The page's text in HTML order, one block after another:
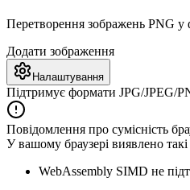
Перетворення зображень PNG у
Додати зображення
Налаштування
Підтримує формати JPG/JPEG/
Повідомлення про сумісність
У вашому браузері виявлено
WebAssembly SIMD не